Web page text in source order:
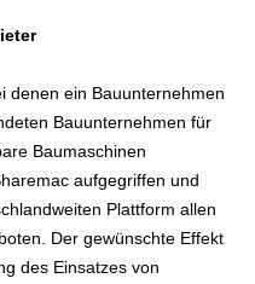
denen ein Bauunternehmen
Bauunternehmen für
Baumaschinen
aufgegriffen und
Plattform allen
Der gewünschte Effekt
des Einsatzes von